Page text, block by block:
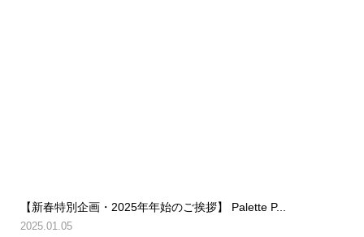
【新春特別企画・2025年年始のご挨拶】 Palette P...
2025.01.05